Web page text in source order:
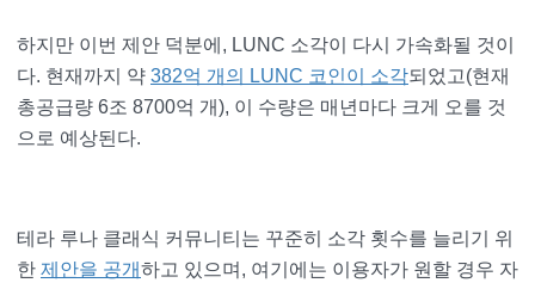
하지만 이번 제안 덕분에, LUNC 소각이 다시 가속화될 것이
다. 현재까지 약 382억 개의 LUNC 코인이 소각되었고(현재
총공급량 6조 8700억 개), 이 수량은 매년마다 크게 오를 것
으로 예상된다.
테라 루나 클래식 커뮤니티는 꾸준히 소각 횟수를 늘리기 위
한 제안을 공개하고 있으며, 여기에는 이용자가 원할 경우 자